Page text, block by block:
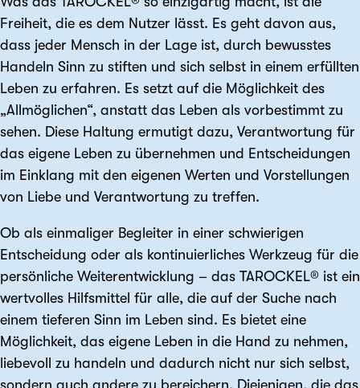
Freiheit, die es dem Nutzer lässt. Es geht davon aus,
dass jeder Mensch in der Lage ist, durch bewusstes
Handeln Sinn zu stiften und sich selbst in einem erfüllten
Leben zu erfahren. Es setzt auf die Möglichkeit des
„Allmöglichen“, anstatt das Leben als vorbestimmt zu
sehen. Diese Haltung ermutigt dazu, Verantwortung für
das eigene Leben zu übernehmen und Entscheidungen
im Einklang mit den eigenen Werten und Vorstellungen
von Liebe und Verantwortung zu treffen.
Ob als einmaliger Begleiter in einer schwierigen
Entscheidung oder als kontinuierliches Werkzeug für die
persönliche Weiterentwicklung – das TAROCKEL® ist ein
wertvolles Hilfsmittel für alle, die auf der Suche nach
einem tieferen Sinn im Leben sind. Es bietet eine
Möglichkeit, das eigene Leben in die Hand zu nehmen,
liebevoll zu handeln und dadurch nicht nur sich selbst,
sondern auch andere zu bereichern. Diejenigen, die das